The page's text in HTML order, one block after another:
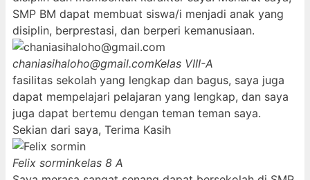
SMP BM dapat membuat siswa/i menjadi anak yang
disiplin, berprestasi, dan berperi kemanusiaan.
chaniasihaloho@gmail.comKelas VIII-A
fasilitas sekolah yang lengkap dan bagus, saya juga
dapat mempelajari pelajaran yang lengkap, dan saya
juga dapat bertemu dengan teman teman saya.
Sekian dari saya, Terima Kasih
Felix sorminkelas 8 A